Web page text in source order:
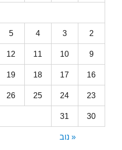
2
3
4
5
9
10
11
12
16
17
18
19
23
24
25
26
30
31
« נוב